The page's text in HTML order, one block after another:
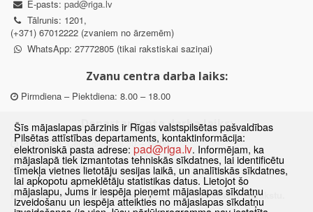
E-pasts: pad@riga.lv
Tālrunis: 1201,
(+371) 67012222 (zvaniem no ārzemēm)
WhatsApp: 27772805 (tikai rakstiskai saziņai)
Zvanu centra darba laiks:
Pirmdiena – Piektdiena: 8.00 – 18.00
Departamenta darba laiks:
Pirmdiena, Ceturtdiena: 8.30 – 18.00
Otrdiena, Trešdiena: 8.30 – 17.00
Piektdiena: 8.30 – 15.00
Klātienes konsultācijas pieejamas tikai ar iepriekšēju pierakstu.
Šīs mājaslapas pārzinis ir Rīgas valstspilsētas pašvaldības
Pilsētas attīstības departaments, kontaktinformācija:
elektroniskā pasta adrese: pad@riga.lv. Informējam, ka
mājaslapā tiek izmantotas tehniskās sīkdatnes, lai identificētu
tīmekļa vietnes lietotāju sesijas laikā, un analītiskās sīkdatnes,
lai apkopotu apmeklētāju statistikas datus. Lietojot šo
mājaslapu, Jums ir iespēja pieņemt mājaslapas sīkdatņu
izveidošanu un iespēja atteikties no mājaslapas sīkdatņu